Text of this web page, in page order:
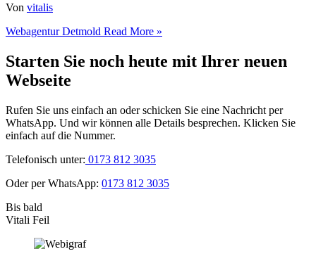
Von vitalis
Webagentur Detmold Read More »
Starten Sie noch heute mit Ihrer neuen
Webseite
Rufen Sie uns einfach an oder schicken Sie eine Nachricht per
WhatsApp. Und wir können alle Details besprechen. Klicken Sie
einfach auf die Nummer.
Telefonisch unter: 0173 812 3035
Oder per WhatsApp: 0173 812 3035
Bis bald
Vitali Feil